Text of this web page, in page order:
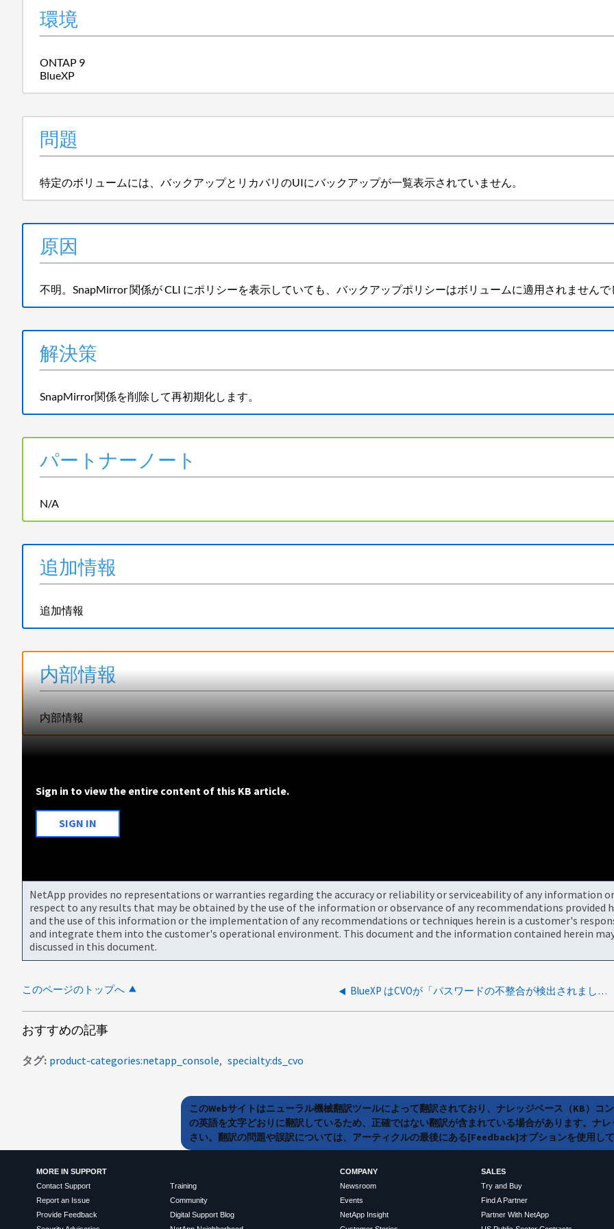
環境
ONTAP 9
BlueXP
問題
特定のボリュームには、バックアップとリカバリのUIにバックアップが一覧表示されていません。
原因
不明。SnapMirror 関係が CLI にポリシーを表示していても、バックアップポリシーはボリュームに適用されませんで
解決策
SnapMirror関係を削除して再初期化します。
パートナーノート
N/A
追加情報
追加情報
内部情報
内部情報
Sign in to view the entire content of this KB article.
SIGN IN
NetApp provides no representations or warranties regarding the accuracy or reliability or serviceability of any information
respect to any results that may be obtained by the use of the information or observance of any recommendations
and the use of this information or the implementation of any recommendations or techniques herein is a customer's
and integrate them into the customer's operational environment. This document and the information contained herein
discussed in this document.
このページのトップへ BlueXP はCVOが「パスワードの不整合が検出されました」という警告とともに失敗状態になっていることを示します。
おすすめの記事
タグ product-categories:netapp_console specialty:ds_cvo
このWebサイトはニューラル機械翻訳ツールによって翻訳されており、ナレッジベース（KB）
の英語を文字どおりに翻訳しているため、正確ではない翻訳が含まれている場合があります。ナ
さい。翻訳の問題や誤訳については、アーティクルの最後にある[Feedback]オプションを使用し
MORE IN SUPPORT
Contact Support
Report an Issue
Provide Feedback
Training
Community
Digital Support Blog
COMPANY
Newsroom
Events
NetApp Insight
SALES
Try and Buy
Find A Partner
Partner With NetApp